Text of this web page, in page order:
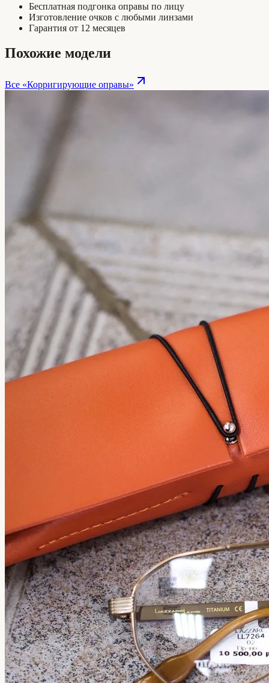
Бесплатная подгонка оправы по лицу
Изготовление очков с любыми линзами
Гарантия от 12 месяцев
Похожие модели
Все «Корригирующие оправы»